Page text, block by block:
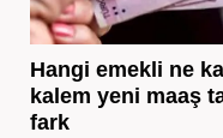
Hangi emekli ne
kalem yeni maaş
fark